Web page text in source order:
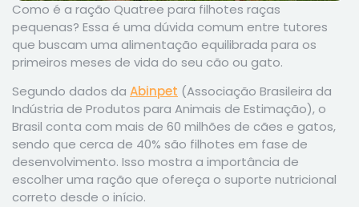
Como é a ração Quatree para filhotes raças
pequenas? Essa é uma dúvida comum entre tutores
que buscam uma alimentação equilibrada para os
primeiros meses de vida do seu cão ou gato.
Segundo dados da Abinpet (Associação Brasileira da
Indústria de Produtos para Animais de Estimação), o
Brasil conta com mais de 60 milhões de cães e gatos,
sendo que cerca de 40% são filhotes em fase de
desenvolvimento. Isso mostra a importância de
escolher uma ração que ofereça o suporte nutricional
correto desde o início.